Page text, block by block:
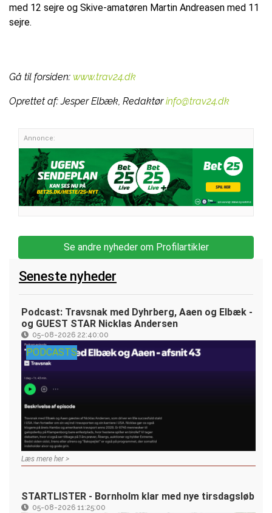
med 12 sejre og Skive-amatøren Martin Andreasen med 11
sejre.
Gå til forsiden: www.trav24.dk
Oprettet af:Jesper Elbæk, Redaktør info@trav24.dk
Annonce:
Se andre nyheder om Profilartikler
Seneste nyheder
Podcast: Travsnak med Dyhrberg, Aaen og Elbæk -
og GUEST STAR Nicklas Andersen
05-08-2026 22:40:00
PODCASTS
Læs mere her >
STARTLISTER - Bornholm klar med nye tirsdagsløb
05-08-2026 11:25:00